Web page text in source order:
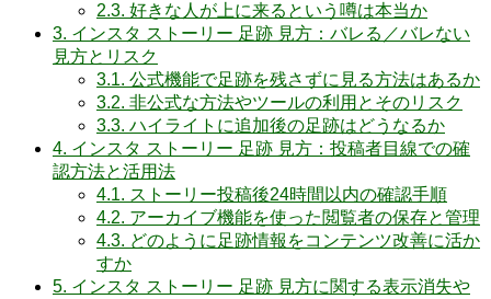
2.3. 好きな人が上に来るという噂は本当か
3. インスタ ストーリー 足跡 見方：バレる／バレない
見方とリスク
3.1. 公式機能で足跡を残さずに見る方法はあるか
3.2. 非公式な方法やツールの利用とそのリスク
3.3. ハイライトに追加後の足跡はどうなるか
4. インスタ ストーリー 足跡 見方：投稿者目線での確
認方法と活用法
4.1. ストーリー投稿後24時間以内の確認手順
4.2. アーカイブ機能を使った閲覧者の保存と管理
4.3. どのように足跡情報をコンテンツ改善に活か
すか
5. インスタ ストーリー 足跡 見方に関する表示消失や